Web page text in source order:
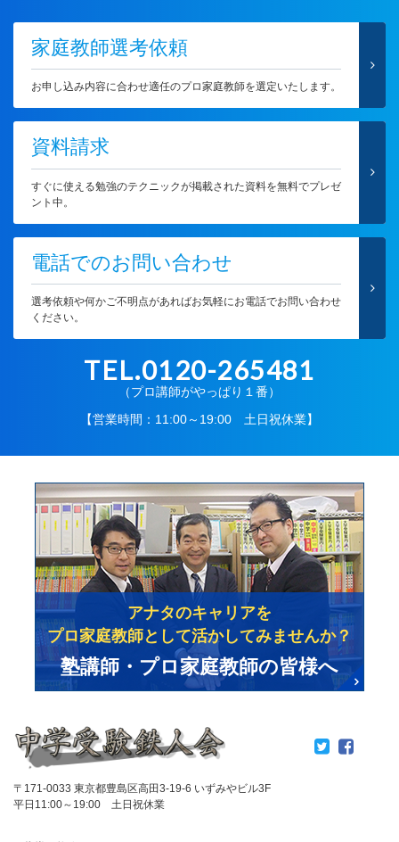
家庭教師選考依頼
お申し込み内容に合わせ適任のプロ家庭教師を選定いたします。
資料請求
すぐに使える勉強のテクニックが掲載された資料を無料でプレゼ
ント中。
電話でのお問い合わせ
選考依頼や何かご不明点があればお気軽にお電話でお問い合わせ
ください。
TEL.0120-265481
（プロ講師がやっぱり１番）
【営業時間：11:00～19:00 土日祝休業】
〒171-0033 東京都豊島区高田3-19-6 いずみやビル3F
平日11:00～19:00 土日祝休業
アナタのキャリアを
プロ家庭教師として活かしてみませんか？
塾講師・プロ家庭教師の皆様へ